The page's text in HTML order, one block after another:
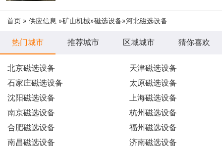
首页 » 供应信息 »矿山机械»磁选设备»河北磁选设备
热门城市 推荐城市 区域城市 猜你喜欢
北京磁选设备
天津磁选设备
石家庄磁选设备
太原磁选设备
沈阳磁选设备
上海磁选设备
南京磁选设备
杭州磁选设备
合肥磁选设备
福州磁选设备
南昌磁选设备
济南磁选设备